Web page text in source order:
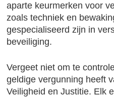
aparte keurmerken voor
zoals techniek en
gespecialiseerd zijn in
beveiliging.
Vergeet niet om te
geldige vergunning heeft
Veiligheid en Justitie. Elk